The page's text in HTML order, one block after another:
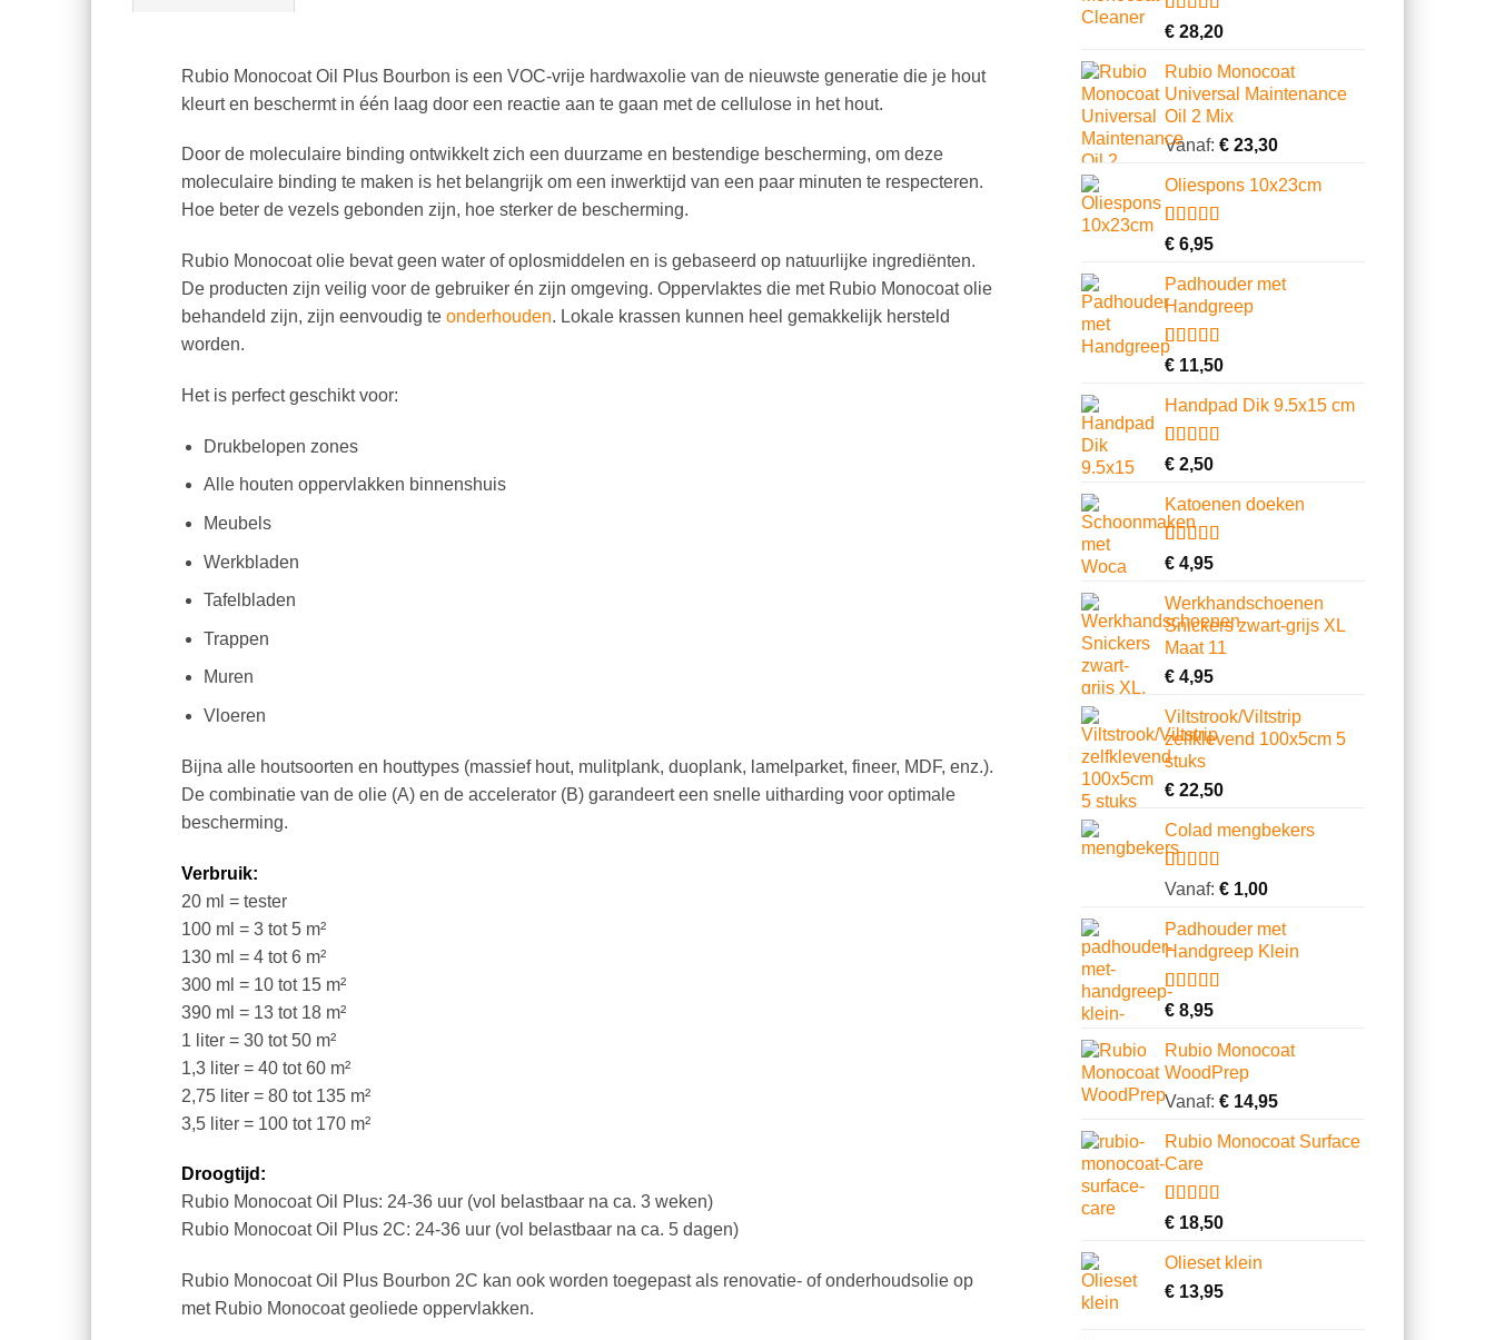
Rubio Monocoat Oil Plus Bourbon is een VOC-vrije hardwaxolie van de nieuwste generatie die je hout
kleurt en beschermt in één laag door een reactie aan te gaan met de cellulose in het hout.
Door de moleculaire binding ontwikkelt zich een duurzame en bestendige bescherming, om deze
moleculaire binding te maken is het belangrijk om een inwerktijd van een paar minuten te respecteren.
Hoe beter de vezels gebonden zijn, hoe sterker de bescherming.
Rubio Monocoat olie bevat geen water of oplosmiddelen en is gebaseerd op natuurlijke ingrediënten.
De producten zijn veilig voor de gebruiker én zijn omgeving. Oppervlaktes die met Rubio Monocoat olie
behandeld zijn, zijn eenvoudig te onderhouden. Lokale krassen kunnen heel gemakkelijk hersteld
worden.
Het is perfect geschikt voor:
Drukbelopen zones
Alle houten oppervlakken binnenshuis
Meubels
Werkbladen
Tafelbladen
Trappen
Muren
Vloeren
Bijna alle houtsoorten en houttypes (massief hout, mulitplank, duoplank, lamelparket, fineer, MDF, enz.).
De combinatie van de olie (A) en de accelerator (B) garandeert een snelle uitharding voor optimale
bescherming.
Verbruik:
20 ml = tester
100 ml = 3 tot 5 m²
130 ml = 4 tot 6 m²
300 ml = 10 tot 15 m²
390 ml = 13 tot 18 m²
1 liter = 30 tot 50 m²
1,3 liter = 40 tot 60 m²
2,75 liter = 80 tot 135 m²
3,5 liter = 100 tot 170 m²
Droogtijd:
Rubio Monocoat Oil Plus: 24-36 uur (vol belastbaar na ca. 3 weken)
Rubio Monocoat Oil Plus 2C: 24-36 uur (vol belastbaar na ca. 5 dagen)
Rubio Monocoat Oil Plus Bourbon 2C kan ook worden toegepast als renovatie- of onderhoudsolie op
met Rubio Monocoat geoliede oppervlakken.
Gewaardeerd
op 5
gebaseerd
op
2
klantbeoordelingen
€28,20
Rubio Monocoat
Universal Maintenance
Oil 2 Mix
Vanaf: €23,30
Oliespons 10x23cm
Gewaardeerd
4.22
gebaseerd
op
9
klantbeoordelingen
€6,95
Padhouder met
Handgreep
Gewaardeerd
op 5
gebaseerd
op
6
klantbeoordelingen
€11,50
Handpad Dik 9.5x15 cm
Gewaardeerd
4.00
gebaseerd
op
3
klantbeoordelingen
€2,50
Katoenen doeken
Gewaardeerd
4.62
gebaseerd
op
13
klantbeoordelingen
€4,95
Werkhandschoenen
Snickers zwart-grijs XL
Maat 11
€4,95
Viltstrook/Viltstrip
zelfklevend 100x5cm 5
stuks
€22,50
Colad mengbekers
Gewaardeerd
gebaseerd
op
8
klantbeoordelingen
Vanaf: €1,00
Padhouder met
Handgreep Klein
Gewaardeerd
4.00
gebaseerd
op
1
klantbeoordeling
€8,95
Rubio Monocoat
WoodPrep
Vanaf: €14,95
Rubio Monocoat Surface
Care
Gewaardeerd
op 5
gebaseerd
op
2
klantbeoordelingen
€18,50
Olieset klein
€13,95